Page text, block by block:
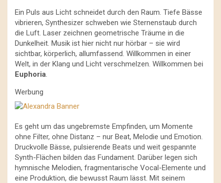
Ein Puls aus Licht schneidet durch den Raum. Tiefe Bässe
vibrieren, Synthesizer schweben wie Sternenstaub durch
die Luft. Laser zeichnen geometrische Träume in die
Dunkelheit. Musik ist hier nicht nur hörbar – sie wird
sichtbar, körperlich, allumfassend. Willkommen in einer
Welt, in der Klang und Licht verschmelzen. Willkommen bei
Euphoria.
Werbung
Es geht um das ungebremste Empfinden, um Momente
ohne Filter, ohne Distanz – nur Beat, Melodie und Emotion.
Druckvolle Bässe, pulsierende Beats und weit gespannte
Synth-Flächen bilden das Fundament. Darüber legen sich
hymnische Melodien, fragmentarische Vocal-Elemente und
eine Produktion, die bewusst Raum lässt. Mit seinem